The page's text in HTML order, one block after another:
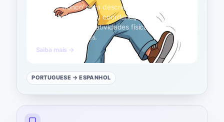
Aplique 'tronco' para descrever alguém com
pouca habilidade ou coordenação,
especialmente em atividades físicas como
dança ou esportes.
Saiba mais →
PORTUGUESE → ESPANHOL